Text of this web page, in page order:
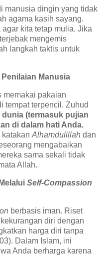
manusia dingin yang tidak
agama kasih sayang.
kita tetap mulia. Jika
mengemis
langkah taktis untuk
Manusia
memakai pakaian
tempat terpencil. Zuhud
dunia (termasuk pujian
di dalam hati Anda.
katakan Alhamdulillah dan
mengabaikan
sama sekali tidak
Allah.
Self-Compassion
berbasis iman. Riset
diri dengan
harga diri tanpa
Dalam Islam, ini
Anda berharga karena